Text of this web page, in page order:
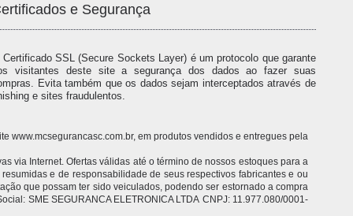
e Segurança
Certificado SSL (Secure Sockets Layer) é um protocolo que garante
visitantes deste site a segurança dos dados ao fazer suas
Evita também que os dados sejam interceptados através de
e sites fraudulentos.
www.mcsegurancasc.com.br, em produtos vendidos e entregues pela
via Internet. Ofertas válidas até o término de nossos estoques para a
e de responsabilidade de seus respectivos fabricantes e ou
que possam ter sido veiculados, podendo ser estornado a compra
SME SEGURANCA ELETRONICA LTDA CNPJ: 11.977.080/0001-